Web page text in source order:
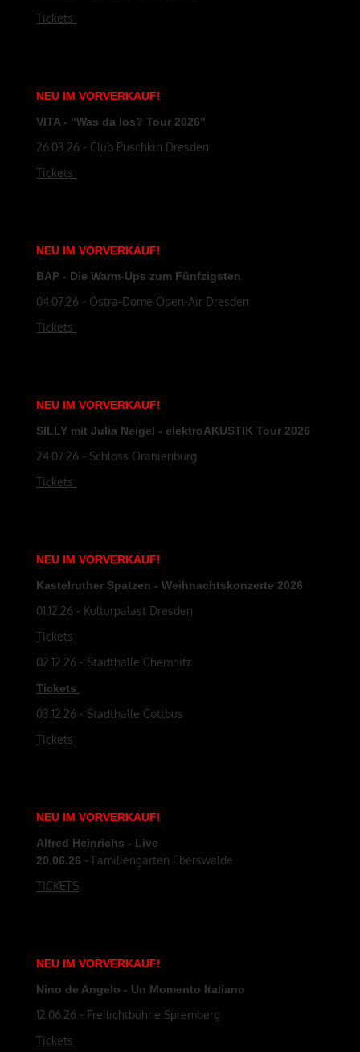
Tickets
NEU IM VORVERKAUF!
VITA - "Was da los? Tour 2026"
26.03.26 - Club Puschkin Dresden
Tickets
NEU IM VORVERKAUF!
BAP - Die Warm-Ups zum Fünfzigsten
04.07.26 - Ostra-Dome Open-Air Dresden
Tickets
NEU IM VORVERKAUF!
SILLY mit Julia Neigel - elektroAKUSTIK Tour 2026
24.07.26 - Schloss Oranienburg
Tickets
NEU IM VORVERKAUF!
Kastelruther Spatzen - Weihnachtskonzerte 2026
01.12.26 - Kulturpalast Dresden
Tickets
02.12.26 - Stadthalle Chemnitz
Tickets
03.12.26 - Stadthalle Cottbus
Tickets
NEU IM VORVERKAUF!
Alfred Heinrichs - Live
20.06.26 - Familiengarten Eberswalde
TICKETS
NEU IM VORVERKAUF!
Nino de Angelo - Un Momento Italiano
12.06.26 - Freilichtbühne Spremberg
Tickets